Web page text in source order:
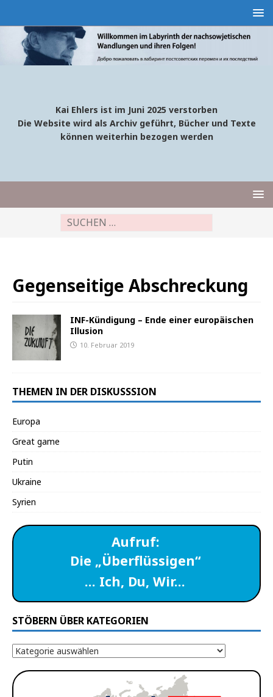
Kai Ehlers ist im Juni 2025 verstorben
Die Website wird als Archiv geführt, Bücher und Texte
können weiterhin bezogen werden
Gegenseitige Abschreckung
INF-Kündigung – Ende einer europäischen
Illusion
10. Februar 2019
THEMEN IN DER DISKUSSSION
Europa
Great game
Putin
Ukraine
Syrien
Aufruf:
Die „Überflüssigen“
… Ich, Du, Wir…
STÖBERN ÜBER KATEGORIEN